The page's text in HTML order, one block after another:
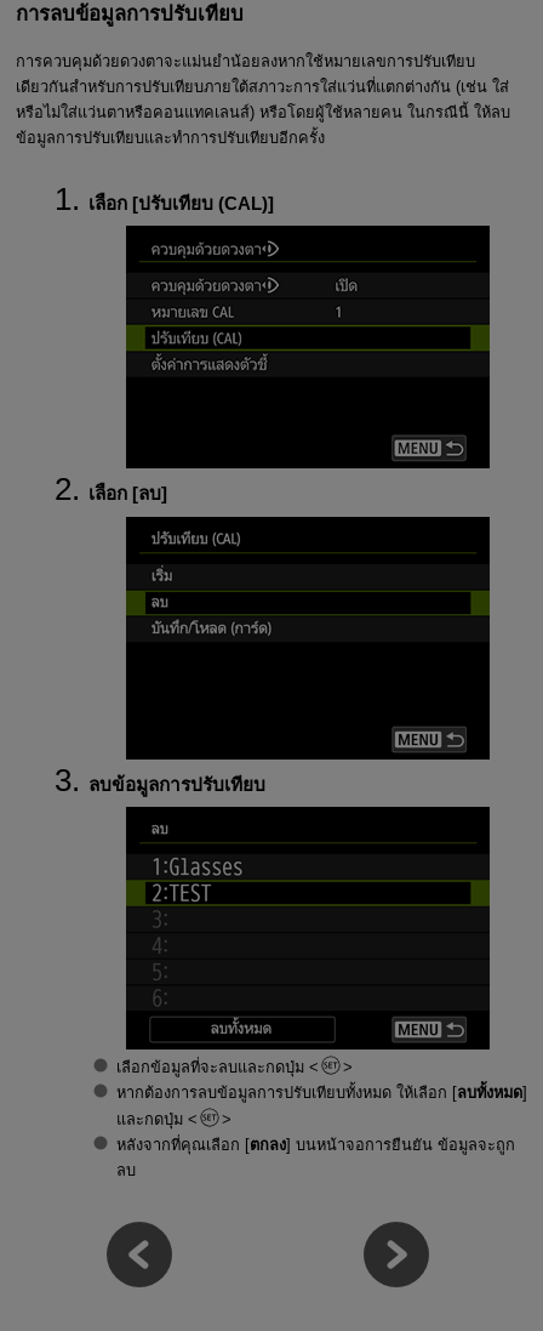
การลบข้อมูลการปรับเทียบ
การควบคุมด้วยดวงตาจะแม่นยำน้อยลงหากใช้หมายเลขการปรับเทียบ
เดียวกันสำหรับการปรับเทียบภายใต้สภาวะการใส่แว่นที่แตกต่างกัน (เช่น ใส่
หรือไม่ใส่แว่นตาหรือคอนแทคเลนส์) หรือโดยผู้ใช้หลายคน ในกรณีนี้ ให้ลบ
ข้อมูลการปรับเทียบและทำการปรับเทียบอีกครั้ง
เลือก [ปรับเทียบ (CAL)]
เลือก [ลบ]
ลบข้อมูลการปรับเทียบ
เลือกข้อมูลที่จะลบและกดปุ่ม
หากต้องการลบข้อมูลการปรับเทียบทั้งหมด ให้เลือก [ลบทั้งหมด]
และกดปุ่ม
หลังจากที่คุณเลือก [ตกลง] บนหน้าจอการยืนยัน ข้อมูลจะถูก
ลบ